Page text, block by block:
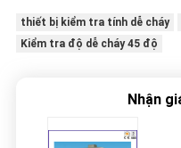
thiết bị kiểm tra tính dễ cháy
Kiểm tra độ dễ cháy 45 độ
Nhận